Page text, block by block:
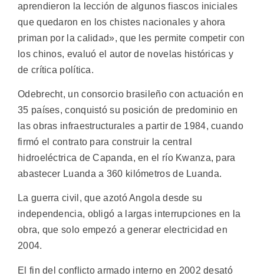
aprendieron la lección de algunos fiascos iniciales
que quedaron en los chistes nacionales y ahora
priman por la calidad», que les permite competir con
los chinos, evaluó el autor de novelas históricas y
de crítica política.
Odebrecht, un consorcio brasileño con actuación en
35 países, conquistó su posición de predominio en
las obras infraestructurales a partir de 1984, cuando
firmó el contrato para construir la central
hidroeléctrica de Capanda, en el río Kwanza, para
abastecer Luanda a 360 kilómetros de Luanda.
La guerra civil, que azotó Angola desde su
independencia, obligó a largas interrupciones en la
obra, que solo empezó a generar electricidad en
2004.
El fin del conflicto armado interno en 2002 desató